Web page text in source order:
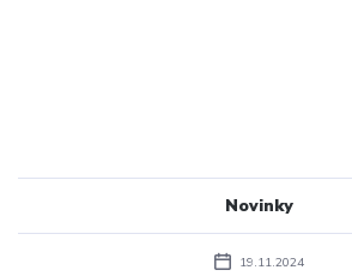
Novinky
19.11.2024